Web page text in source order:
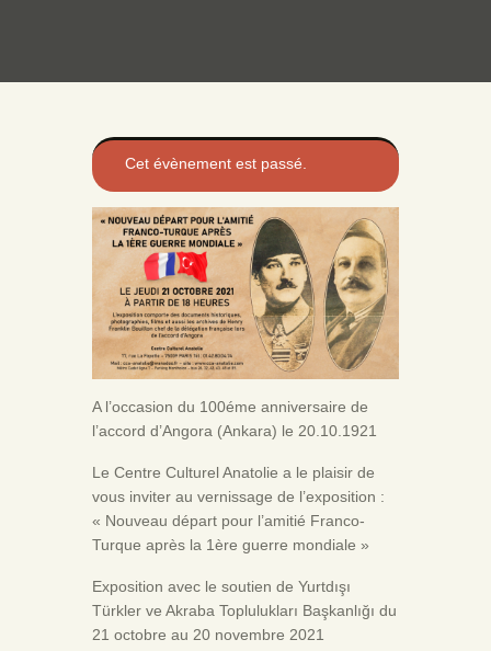
Cet évènement est passé.
A l’occasion du 100éme anniversaire de
l’accord d’Angora (Ankara) le 20.10.1921
Le Centre Culturel Anatolie a le plaisir de
vous inviter au vernissage de l’exposition :
« Nouveau départ pour l’amitié Franco-
Turque après la 1ère guerre mondiale »
Exposition avec le soutien de Yurtdışı
Türkler ve Akraba Toplulukları Başkanlığı du
21 octobre au 20 novembre 2021